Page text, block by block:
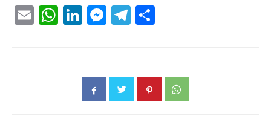
EmailWhatsApp
LinkedIn
Messenger
Telegram